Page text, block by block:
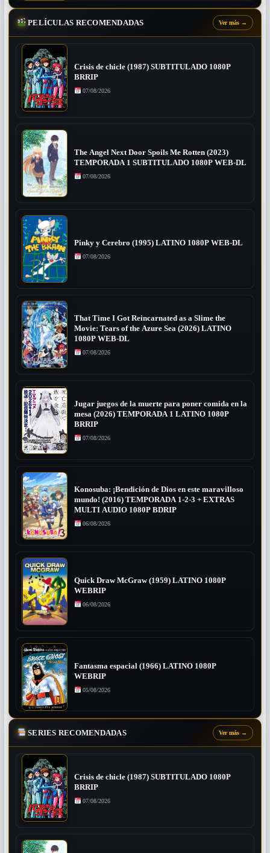
PELÍCULAS RECOMENDADAS Ver más →
Crisis de chicle (1987) SUBTITULADO 1080P
BRRIP
07/08/2026
The Angel Next Door Spoils Me Rotten (2023)
TEMPORADA 1 SUBTITULADO 1080P WEB-DL
07/08/2026
Pinky y Cerebro (1995) LATINO 1080P WEB-DL
07/08/2026
That Time I Got Reincarnated as a Slime the
Movie: Tears of the Azure Sea (2026) LATINO
1080P WEB-DL
07/08/2026
Jugar juegos de la muerte para poner comida en la
mesa (2026) TEMPORADA 1 LATINO 1080P
BRRIP
07/08/2026
Konosuba: ¡Bendición de Dios en este maravilloso
mundo! (2016) TEMPORADA 1-2-3 + EXTRAS
MULTI AUDIO 1080P BDRIP
06/08/2026
Quick Draw McGraw (1959) LATINO 1080P
WEBRIP
06/08/2026
Fantasma espacial (1966) LATINO 1080P
WEBRIP
05/08/2026
SERIES RECOMENDADAS Ver más →
Crisis de chicle (1987) SUBTITULADO 1080P
BRRIP
07/08/2026